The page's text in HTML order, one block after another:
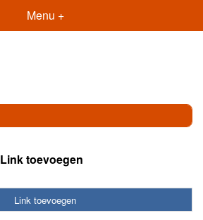
Menu +
Link toevoegen
Link toevoegen